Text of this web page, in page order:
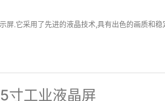
.它采用了先进的液晶技术,具有出色的画质和
寸工业液晶屏